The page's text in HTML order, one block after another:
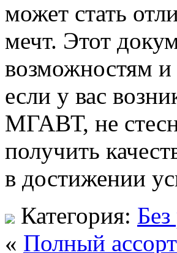
может стать
мечт. Этот
возможностям и
если у вас
МГАВТ, не
получить
в достижении
Категория:
« Полный